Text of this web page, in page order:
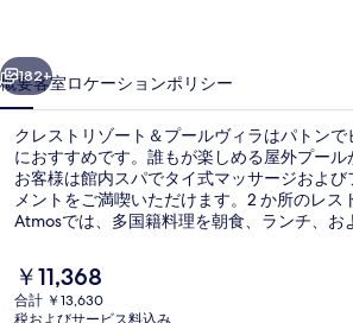
ト
＆
プ
ー
ル
ヴ
ィ
次へ
182+
概要客室ロケーションポリシー
クレストリゾート＆プールヴィラはパトン
におすすめです。誰もが楽しめる屋外プー
お客様は館内スパでタイ式マッサージおよび
メントをご満喫いただけます。2 か所のレス
Atmosでは、多国籍料理を朝食、ランチ、お
か所のバー / ラウンジ、キッズクラブ (無料)
バーが備わっています。旅行者は親切なスタ
ます。
現
在
の
￥11,368
合計 ￥13,630